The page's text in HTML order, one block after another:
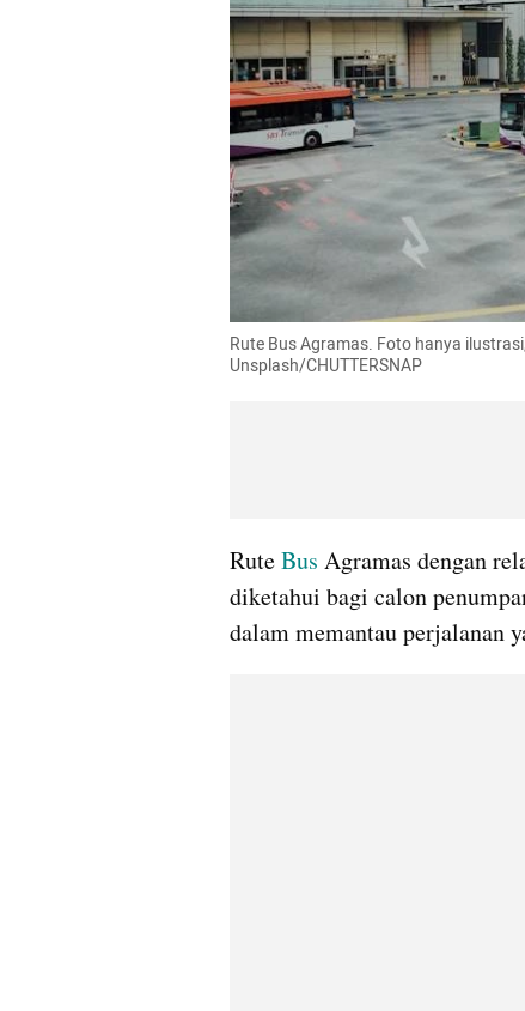
Rute Bus Agramas. Foto hanya
Unsplash/CHUTTERSNAP
Rute Bus Agramas dengan
diketahui bagi calon
dalam memantau perjalanan